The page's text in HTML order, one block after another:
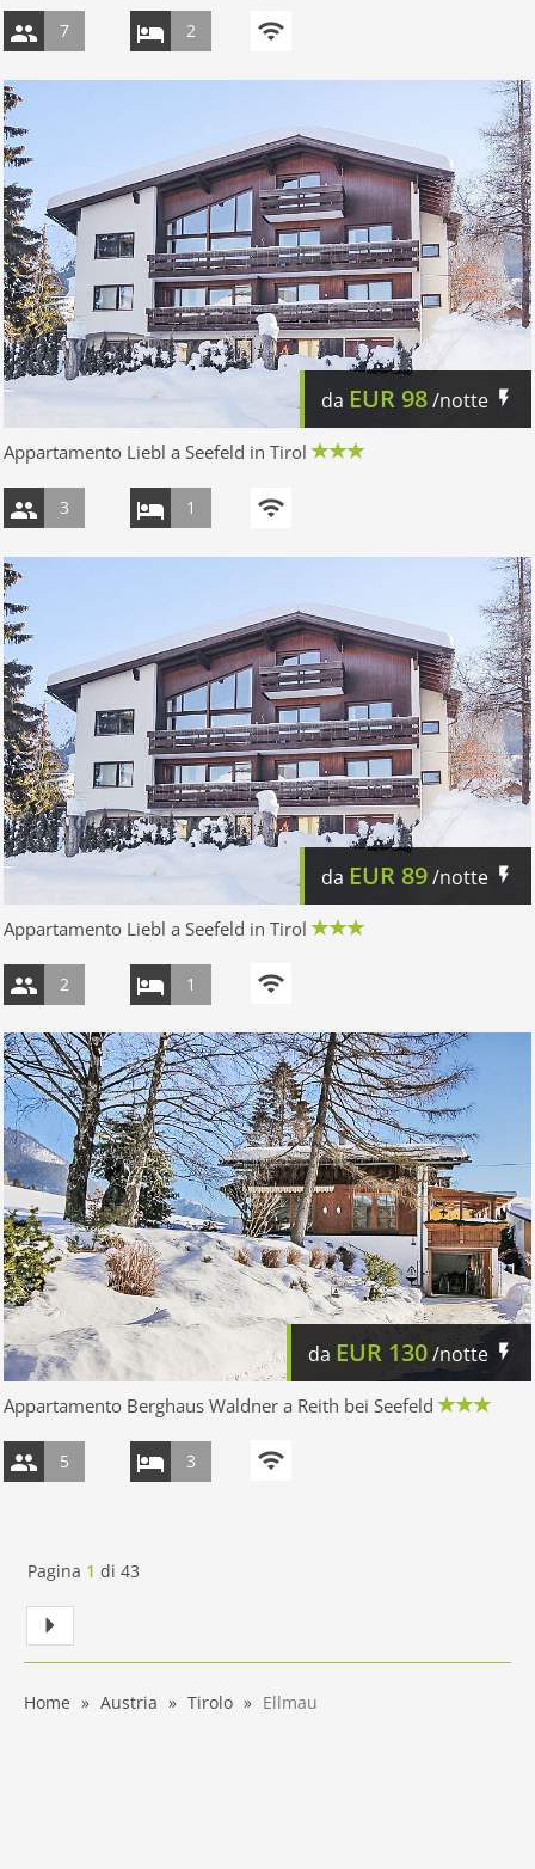
7 2
da EUR 98/notte
Appartamento Liebl a Seefeld in Tirol
3 1
da EUR 89/notte
Appartamento Liebl a Seefeld in Tirol
2 1
da EUR 130/notte
Appartamento Berghaus Waldner a Reith bei Seefeld
5 3
Pagina 1 di 43
Home Austria Tirolo Ellmau